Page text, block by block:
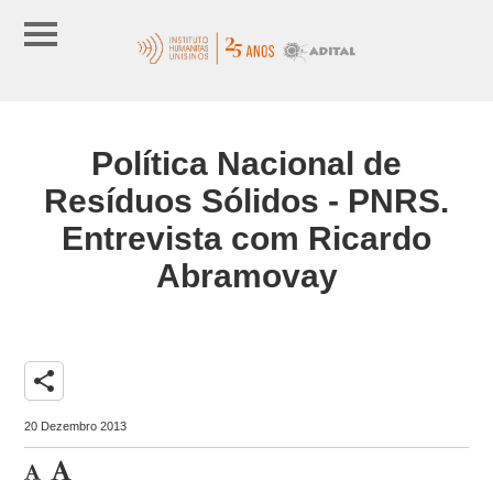
Política Nacional de
Resíduos Sólidos - PNRS.
Entrevista com Ricardo
Abramovay
share
20 Dezembro 2013